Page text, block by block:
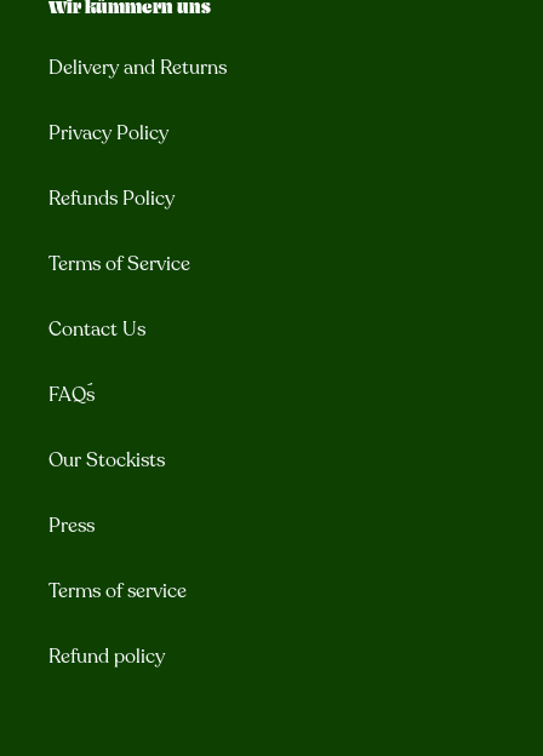
Wir kümmern uns
Delivery and Returns
Privacy Policy
Refunds Policy
Terms of Service
Contact Us
FAQ´s
Our Stockists
Press
Terms of service
Refund policy